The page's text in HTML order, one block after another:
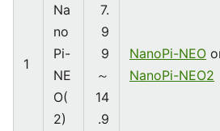
1
Na
no
Pi-
NE
O(
2)
7.
9
9
～
14
.9
NanoPi-NEO
NanoPi-NEO2